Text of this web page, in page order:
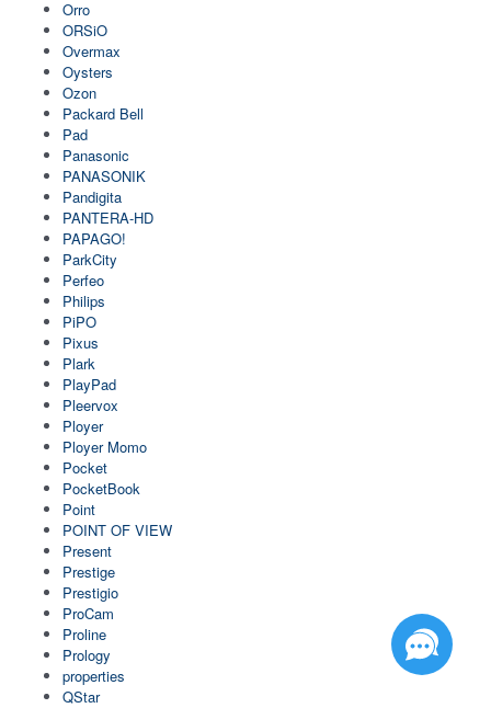
Orro
ORSiO
Overmax
Oysters
Ozon
Packard Bell
Pad
Panasonic
PANASONIK
Pandigita
PANTERA-HD
PAPAGO!
ParkCity
Perfeo
Philips
PiPO
Pixus
Plark
PlayPad
Pleervox
Ployer
Ployer Momo
Pocket
PocketBook
Point
POINT OF VIEW
Present
Prestige
Prestigio
ProCam
Proline
Prology
properties
QStar